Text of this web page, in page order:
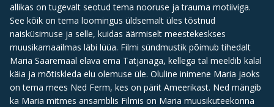
allikas on tugevalt seotud tema nooruse ja trauma motiiviga.
See kõik on tema loomingus üldsemalt üles tõstnud
naisküsimuse ja selle, kuidas äärmiselt meestekeskses
muusikamaailmas läbi lüüa. Filmi sündmustik põimub tihedalt
Maria Saaremaal elava ema Tatjanaga, kellega tal meeldib kalal
käia ja mõtiskleda elu olemuse üle. Oluline inimene Maria jaoks
on tema mees Ned Ferm, kes on pärit Ameerikast. Ned mängib
ka Maria mitmes ansamblis Filmis on Maria muusikuteekonna